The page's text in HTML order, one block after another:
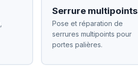
Serrure multipoints
Pose et réparation de
serrures multipoints pour
portes palières.